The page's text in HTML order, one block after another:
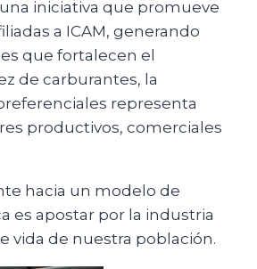
iniciativa que promueve
a ICAM, generando
que fortalecen el
de carburantes, la
representa
productivos, comerciales
hacia un modelo de
es apostar por la industria
vida de nuestra población.